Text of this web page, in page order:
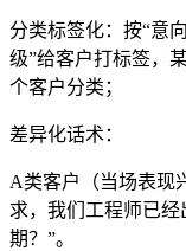
分类标签化：按“意
级”给客户打标签，
个客户分类；
差异化话术：
A类客户（当场表现
求，我们工程师已
期？”。